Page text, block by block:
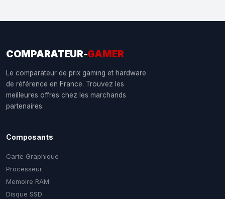
COMPARATEUR-GAMER
Le comparateur de prix gaming et hardware
de référence en France. Trouvez les
meilleures offres chez les marchands
partenaires.
Composants
Carte Graphique
Processeur
Memoire RAM
Disque SSD